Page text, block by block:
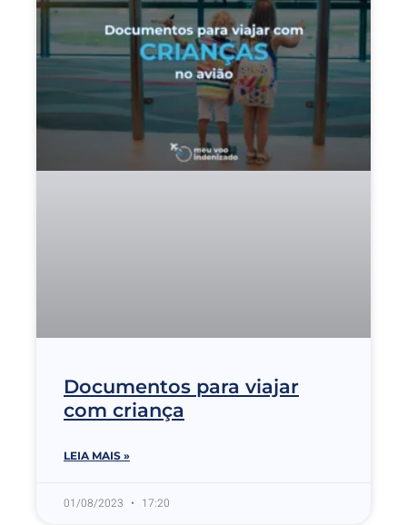
Documentos para viajar
com criança
LEIA MAIS »
01/08/2023 17:20